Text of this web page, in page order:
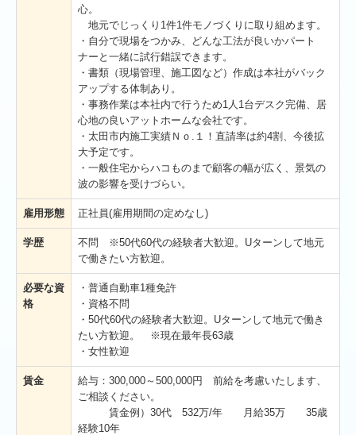
お問い合わせ
関東企業株式会社
事業内容
採用情報
採用情報
社員インタビュー
プライバシーポリシー
心。
地元でじっくり1件1件モノづくりに取り組めます。
・自分で現場をつかみ、どんな工法が良いかパート
ナーと一緒に試行錯誤できます。
・書類（現場管理、施工図など）作成は本社がバック
アップする体制あり。
・事務作業は本社内で行うため1人1台デスク完備、居
心地の良いアットホームな会社です。
・太田市内施工実績Ｎｏ.１！直請率は約4割、今後拡
大予定です。
・一般住宅からハコものまで顧客の幅が広く、景気の
波の影響を受けづらい。
雇用形態 正社員(雇用期間の定めなし)
学歴
不問 ※50代60代の経験者大歓迎。Uターンして地元
で働きたい方歓迎。
必要な資
格
・普通自動⾞1種免許
・資格不問
・50代60代の経験者大歓迎。Uターンして地元で働き
たい方歓迎。 ※現在最年長63歳
・⼥性歓迎
賃⾦
給与：300,000～500,000円 前給を考慮いたします、
ご相談ください。
賃金例）30代 532万/年 月給35万 35歳
経験10年